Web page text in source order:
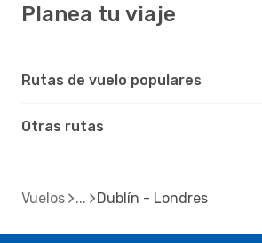
Planea tu viaje
Rutas de vuelo populares
Otras rutas
Vuelos Dublín - Londres